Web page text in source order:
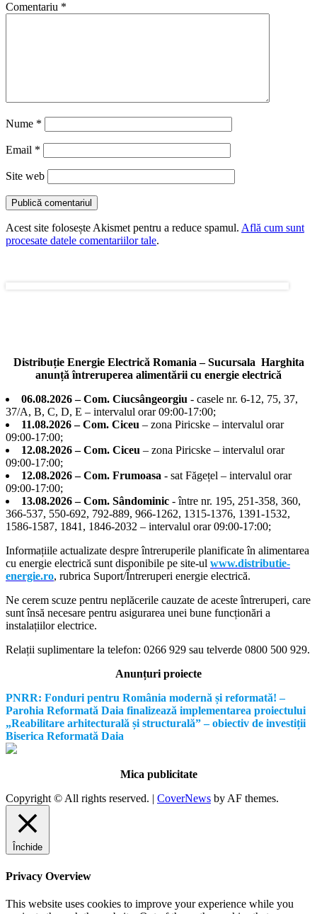
Comentariu *
Nume *
Email *
Site web
Acest site folosește Akismet pentru a reduce spamul. Află cum sunt
procesate datele comentariilor tale.
Distribuție Energie Electrică Romania – Sucursala Harghita
anunță întreruperea alimentării cu energie electrică
06.08.2026 – Com. Ciucsângeorgiu - casele nr. 6-12, 75, 37,
37/A, B, C, D, E – intervalul orar 09:00-17:00;
11.08.2026 – Com. Ciceu – zona Piricske – intervalul orar
09:00-17:00;
12.08.2026 – Com. Ciceu – zona Piricske – intervalul orar
09:00-17:00;
12.08.2026 – Com. Frumoasa - sat Făgețel – intervalul orar
09:00-17:00;
13.08.2026 – Com. Sândominic - între nr. 195, 251-358, 360,
366-537, 550-692, 792-889, 966-1262, 1315-1376, 1391-1532,
1586-1587, 1841, 1846-2032 – intervalul orar 09:00-17:00;
Informațiile actualizate despre întreruperile planificate în alimentarea
cu energie electrică sunt disponibile pe site-ul www.distributie-
energie.ro, rubrica Suport/Întreruperi energie electrică.
Ne cerem scuze pentru neplăcerile cauzate de aceste întreruperi, care
sunt însă necesare pentru asigurarea unei bune funcționări a
instalațiilor electrice.
Relații suplimentare la telefon: 0266 929 sau telverde 0800 500 929.
Anunțuri proiecte
PNRR: Fonduri pentru România modernă și reformată! –
Parohia Reformată Daia finalizează implementarea proiectului
„Reabilitare arhitecturală și structurală” – obiectiv de investiții
Biserica Reformată Daia
Mica publicitate
Copyright © All rights reserved. | CoverNews by AF themes.
Închide
Privacy Overview
This website uses cookies to improve your experience while you